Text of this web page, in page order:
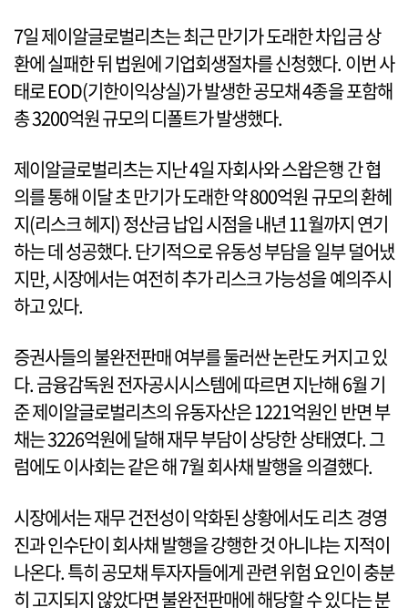
7일 제이알글로벌리츠는 최근 만기가 도래한 차입금 상
환에 실패한 뒤 법원에 기업회생절차를 신청했다. 이번 사
태로 EOD(기한이익상실)가 발생한 공모채 4종을 포함해
총 3200억원 규모의 디폴트가 발생했다.
제이알글로벌리츠는 지난 4일 자회사와 스왑은행 간 협
의를 통해 이달 초 만기가 도래한 약 800억원 규모의 환헤
지(리스크 헤지) 정산금 납입 시점을 내년 11월까지 연기
하는 데 성공했다. 단기적으로 유동성 부담을 일부 덜어냈
지만, 시장에서는 여전히 추가 리스크 가능성을 예의주시
하고 있다.
증권사들의 불완전판매 여부를 둘러싼 논란도 커지고 있
다. 금융감독원 전자공시시스템에 따르면 지난해 6월 기
준 제이알글로벌리츠의 유동자산은 1221억원인 반면 부
채는 3226억원에 달해 재무 부담이 상당한 상태였다. 그
럼에도 이사회는 같은 해 7월 회사채 발행을 의결했다.
시장에서는 재무 건전성이 악화된 상황에서도 리츠 경영
진과 인수단이 회사채 발행을 강행한 것 아니냐는 지적이
나온다. 특히 공모채 투자자들에게 관련 위험 요인이 충분
히 고지되지 않았다면 불완전판매에 해당할 수 있다는 분